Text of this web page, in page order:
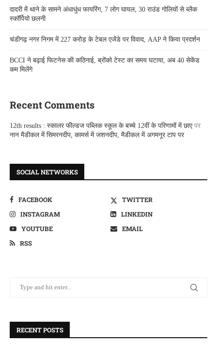
दादरी में थाने के सामने अंधाधुंध फायरिंग, 7 लोग घायल, 30 राउंड गोलियों से ब्लैक
स्कॉर्पियो छलनी
चंडीगढ़ नगर निगम में 227 करोड़ के टेबल एजेंडे पर विवाद, AAP ने किया प्रदर्शन
BCCI ने बढ़ाई फिटनेस की कठिनाई, ब्रोंको टेस्ट का समय घटाया, अब 40 सेकेंड
कम मिलेंगे
Recent Comments
12th results : स्कालर फील्डज पब्लिक स्कूल के बच्चे 12वीं के परिणामों में छाएपर
नान मैडीकल में सिमरनदीप, कामर्स में जशनदीप, मैडीकल में अगमनूर टाप पर
SOCIAL NETWORKS
FACEBOOK
TWITTER
INSTAGRAM
LINKEDIN
YOUTUBE
EMAIL
RSS
RECENT POSTS